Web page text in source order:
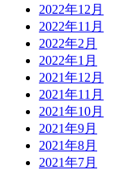
2022年12月
2022年11月
2022年2月
2022年1月
2021年12月
2021年11月
2021年10月
2021年9月
2021年8月
2021年7月